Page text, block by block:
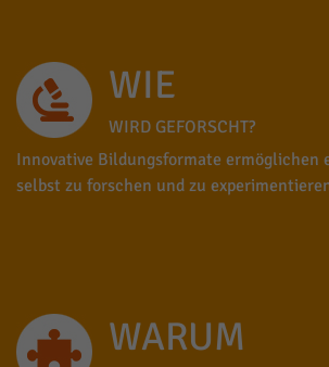
WIE
WIRD GEFORSCHT?
Innovative Bildungsformate ermöglichen
selbst zu forschen und zu
WARUM